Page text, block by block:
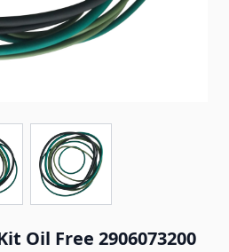
Oil Free 2906073200